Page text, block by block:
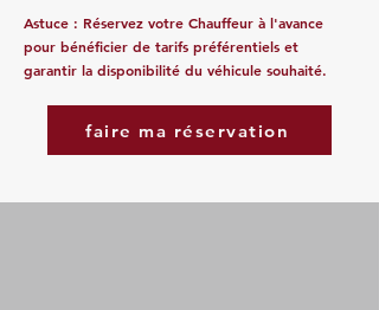
Astuce : Réservez votre Chauffeur à l'avance
pour bénéficier de tarifs préférentiels et
garantir la disponibilité du véhicule souhaité.
faire ma réservation